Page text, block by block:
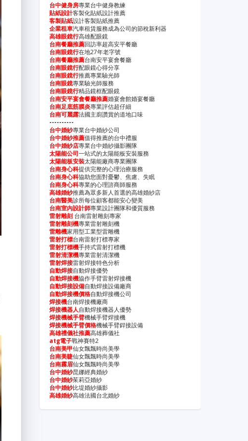
台中健身房專業台中健身教練
貼紙設計客製化貼紙設計推薦
客製貼紙設計客製貼紙推薦
企業租車汽車租賃服務成為公司的節稅新利器
高雄眼鏡行高雄配眼鏡
台南餐廳推薦回訪率超高安平餐廳
台南眼鏡行在地27年老字號
台南餐廳推薦台南安平宴會餐廳
台南眼鏡行配眼鏡心得分享
台南眼鏡行推薦專業驗光師
台南眼鏡專業驗光師服務
台南眼鏡行精品鏡框配眼鏡
台南安平宴會餐廳推薦婚宴會館婚宴餐廳
台南足底筋膜炎專業評估超仔細
台南可麗露法國主廚讚賞的道地口味
----------
台中婚紗專業台中婚紗公司
台中婚紗推薦值得推薦的台中禮服
台中婚紗店專業台中婚紗攝影團隊
太陽能公司一站式的太陽能板安裝服務
太陽能板安裝太陽能廠商專業團隊
台南身心科提供完整的心理治療服務
台南身心科協助您面對憂鬱、焦慮、失眠
台南身心科專業的心理諮商師服務
高雄婚紗推薦為眾多新人首選的高雄婚紗店
台南醫美診所每位顧客都能安心變美
台南室內設計師專業設計團隊和優質服務
雷射雕刻 台南雷射雕刻專家
雷射雕刻機專業雷射雕刻機
雷雕機家用型工業型雷雕機
雷射打標台南雷射打標專家
雷射打標機手持式雷射打標機
雷射清潔機專業雷射清潔機
雷射焊接雷射焊接特色分析
自動焊接自動焊接優勢
自動焊接機協作手臂雷射焊接機
自動焊接設備自動焊接設備廠商
自動焊接機價格自動焊接機公司
焊接機台南焊接機廠商
焊接機器人自動焊接機器人優勢
焊接機械手臂機械手臂焊接機
焊接機械手臂價格機械手臂銲接設備
高雄禮儀社推薦高雄葬儀社
atg電子戰神賽特2
台南美甲仙女飄飄時尚美學
台南美睫仙女飄飄時尚美學
台南霧眉仙女飄飄時尚美學
台中婚紗昆娜經典婚紗
台中婚紗茱莉亞婚紗
台中婚紗比堤婚紗攝影
高雄婚紗高雄法國台北婚紗